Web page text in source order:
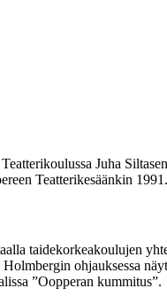
Juha
Teatterikesäänkin 1991.
taidekorkeakoulujen
ohjauksessa
”Oopperan kummitus”.